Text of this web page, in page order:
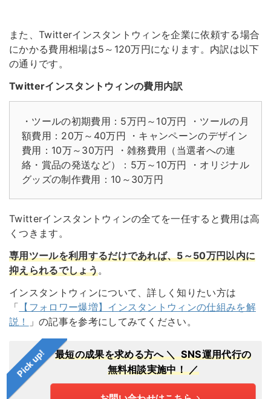
また、Twitterインスタントウィンを企業に依頼する場合
にかかる費用相場は5～120万円になります。内訳は以下
の通りです。
Twitterインスタントウィンの費用内訳
・ツールの初期費用：5万円～10万円
・ツールの月
額費用：20万～40万円 ・キャンペーンのデザイン
費用：10万～30万円
・雑務費用（当選者への連
絡・賞品の発送など）：5万～10万円
・オリジナル
グッズの制作費用：10～30万円
Twitterインスタントウィンの全てを一任すると費用は高
くつきます。
専用ツールを利用するだけであれば、5～50万円以内に
抑えられるでしょう。
インスタントウィンについて、詳しく知りたい方は
「 【フォロワー爆増】インスタントウィンの仕組みを解
説！
」の記事を参考にしてみてください。
Pick up! 最短の成果を求める方へ＼ SNS運用代行の
無料相談実施中！ ／